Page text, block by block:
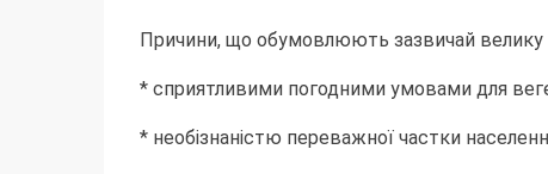
Причини, що обумовлюють зазвичай велику
* сприятливими погодними умовами для
* необізнаністю переважної частки